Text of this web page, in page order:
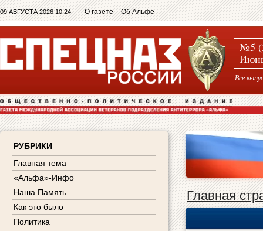
09 АВГУСТА 2026 10:24 О газете Об Альфе
№5
Все
РУБРИКИ
Главная тема
«Альфа»-Инфо
Наша Память
Как это было
Политика
Главная